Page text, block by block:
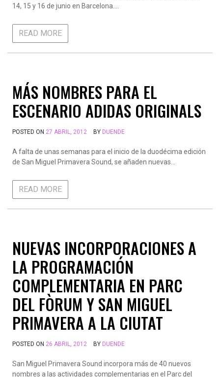
14, 15 y 16 de junio en Barcelona….
READ MORE
MÁS NOMBRES PARA EL
ESCENARIO ADIDAS ORIGINALS
POSTED ON 27 ABRIL, 2012 BY DUENDE
A falta de unas semanas para el inicio de la duodécima edición
de San Miguel Primavera Sound, se añaden nuevas…
READ MORE
NUEVAS INCORPORACIONES A
LA PROGRAMACIÓN
COMPLEMENTARIA EN PARC
DEL FÒRUM Y SAN MIGUEL
PRIMAVERA A LA CIUTAT
POSTED ON 26 ABRIL, 2012 BY DUENDE
San Miguel Primavera Sound incorpora más de 40 nuevos
nombres a las actividades complementarias en el Parc del